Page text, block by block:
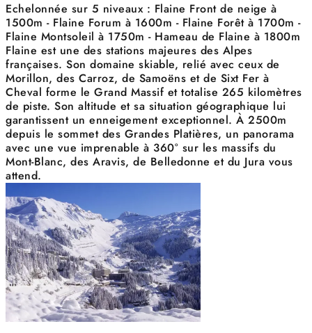
Echelonnée sur 5 niveaux : Flaine Front de neige à
1500m - Flaine Forum à 1600m - Flaine Forêt à 1700m -
Flaine Montsoleil à 1750m - Hameau de Flaine à 1800m
Flaine est une des stations majeures des Alpes
françaises. Son domaine skiable, relié avec ceux de
Morillon, des Carroz, de Samoëns et de Sixt Fer à
Cheval forme le Grand Massif et totalise 265 kilomètres
de piste. Son altitude et sa situation géographique lui
garantissent un enneigement exceptionnel. À 2500m
depuis le sommet des Grandes Platières, un panorama
avec une vue imprenable à 360° sur les massifs du
Mont-Blanc, des Aravis, de Belledonne et du Jura vous
attend.